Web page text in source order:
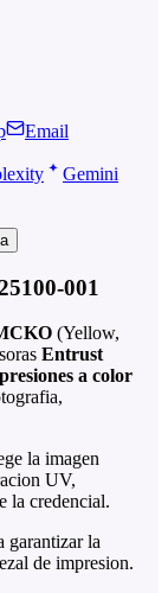
Email
Gemini
001
(Yellow,
Entrust
a color
la imagen
UV,
la credencial.
garantizar la
de impresion.